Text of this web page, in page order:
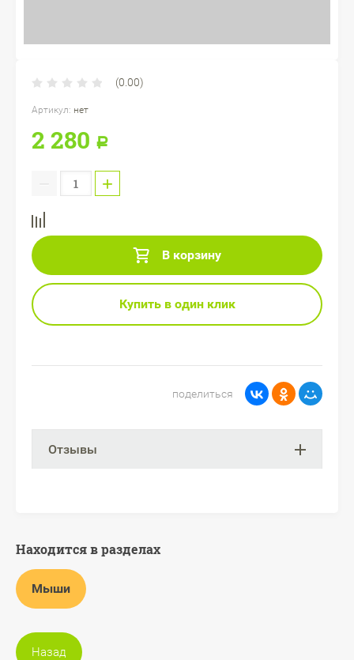
(0.00)
Артикул: нет
2 280 Р
+
В корзину
Купить в один клик
поделиться
Отзывы
Находится в разделах
Мыши
Назад